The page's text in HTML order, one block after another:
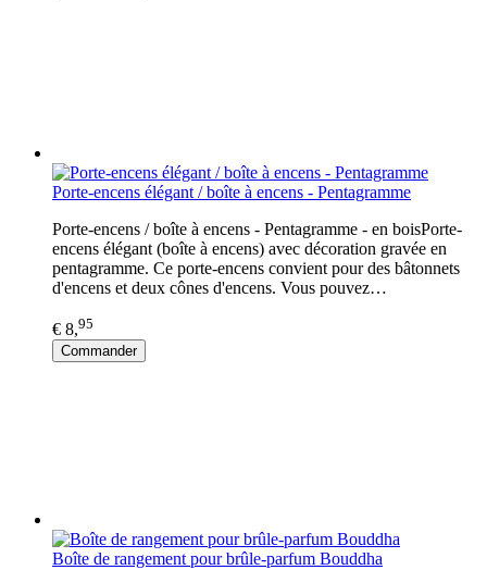
Porte-encens élégant / boîte à encens - Pentagramme
Porte-encens / boîte à encens - Pentagramme - en boisPorte-
encens élégant (boîte à encens) avec décoration gravée en
pentagramme. Ce porte-encens convient pour des bâtonnets
d'encens et deux cônes d'encens. Vous pouvez…
€ 8,95
Commander
Boîte de rangement pour brûle-parfum Bouddha